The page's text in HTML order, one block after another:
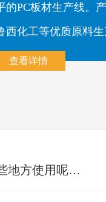
PC板材生产线。
西化工等优质原料
查看详情
地方使用呢…